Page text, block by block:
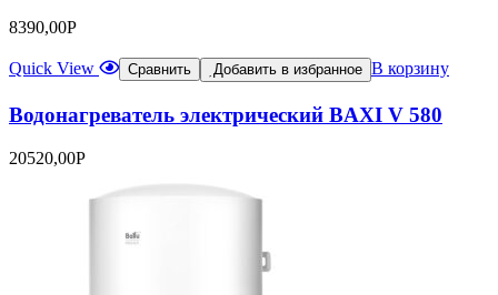
8390,00Р
Quick View Сравнить Добавить в избранное В корзину
Водонагреватель электрический BAXI V 580
20520,00Р